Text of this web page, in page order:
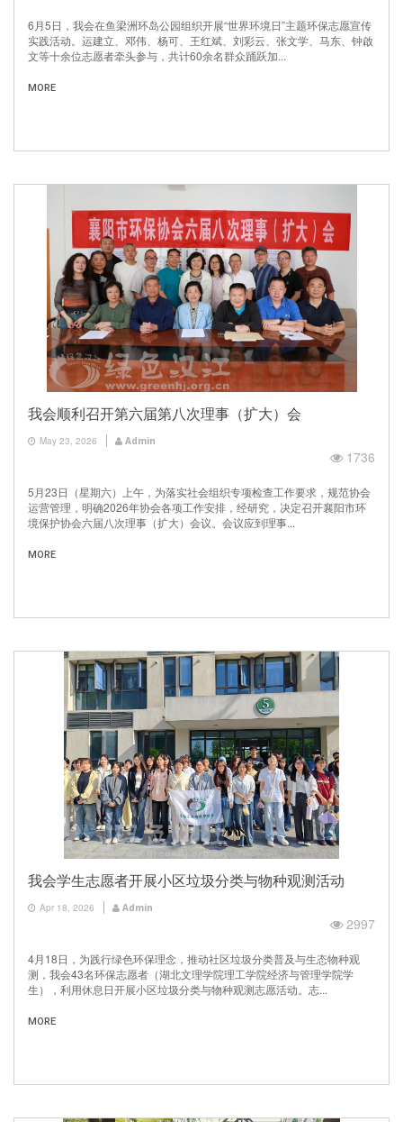
6月5日，我会在鱼梁洲环岛公园组织开展“世界环境日”主题环保志愿宣传
实践活动。运建立、邓伟、杨可、王红斌、刘彩云、张文学、马东、钟啟
文等十余位志愿者牵头参与，共计60余名群众踊跃加...
MORE
我会顺利召开第六届第八次理事（扩大）会
May 23, 2026 Admin
1736
5月23日（星期六）上午，为落实社会组织专项检查工作要求，规范协会
运营管理，明确2026年协会各项工作安排，经研究，决定召开襄阳市环
境保护协会六届八次理事（扩大）会议。会议应到理事...
MORE
我会学生志愿者开展小区垃圾分类与物种观测活动
Apr 18, 2026 Admin
2997
4月18日，为践行绿色环保理念，推动社区垃圾分类普及与生态物种观
测，我会43名环保志愿者（湖北文理学院理工学院经济与管理学院学
生），利用休息日开展小区垃圾分类与物种观测志愿活动。志...
MORE